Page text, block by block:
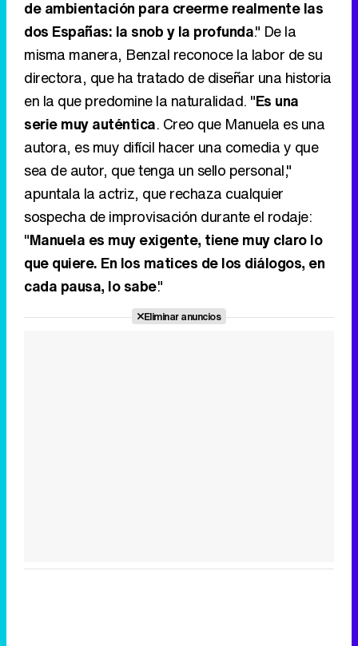
serie muy auténtica. Creo que Manuela es una
autora, es muy difícil hacer una comedia y que
sea de autor, que tenga un sello personal,"
apuntala la actriz, que rechaza cualquier
sospecha de improvisación durante el rodaje:
"Manuela es muy exigente, tiene muy claro lo
que quiere. En los matices de los diálogos, en
cada pausa, lo sabe."
Eliminar anuncios